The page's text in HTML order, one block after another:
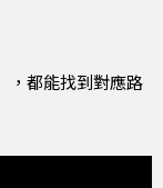
，都能找到對應路